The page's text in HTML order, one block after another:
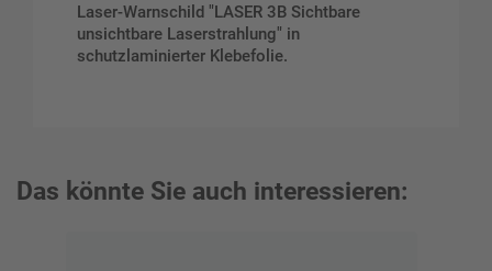
Laser-Warnschild "LASER 3B Sichtbare
unsichtbare Laserstrahlung" in
schutzlaminierter Klebefolie.
Das könnte Sie auch interessieren: